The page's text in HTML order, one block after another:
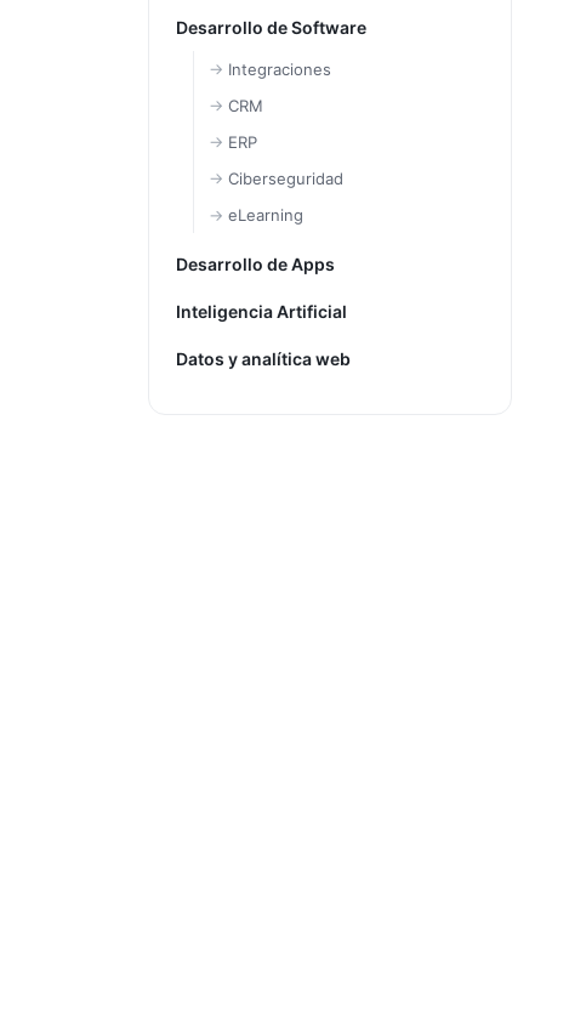
Desarrollo de Software
Integraciones
CRM
ERP
Ciberseguridad
eLearning
Desarrollo de Apps
Inteligencia Artificial
Datos y analítica web